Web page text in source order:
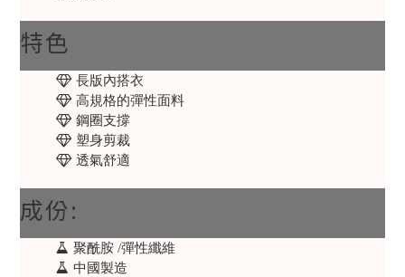
特色
長版內搭衣
高規格的彈性面料
鋼圈支撐
塑身剪裁
透氣舒適
成份:
聚酰胺 /彈性纖維
中國製造